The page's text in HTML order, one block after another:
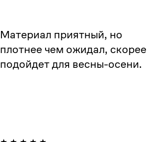
Материал приятный, но
плотнее чем ожидал, скорее
подойдет для весны-осени.